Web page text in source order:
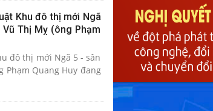
Khu đô thị mới Ngã
Thị Mỵ (ông Phạm
đô thị mới Ngã 5 - sân
Phạm Quang Huy đang